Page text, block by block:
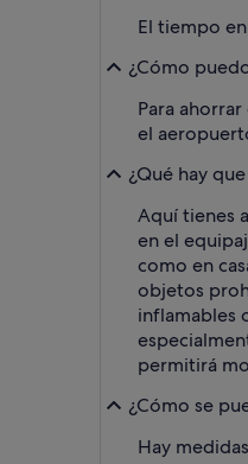
El tiempo
¿Cómo
Para
el
¿Qué hay
Aquí tienes
en el
como en
objetos
inflamables
permitirá
¿Cómo se
Hay